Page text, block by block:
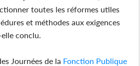
toutes les réformes utiles
et méthodes aux exigences
conclu.
Journées de la Fonction Publique